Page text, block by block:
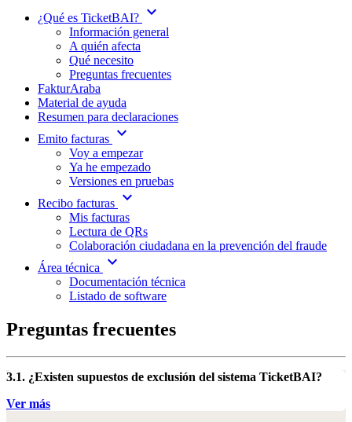
¿Qué es TicketBAI? expand_more
Información general
A quién afecta
Qué necesito
Preguntas frecuentes
FakturAraba
Material de ayuda
Resumen para declaraciones
Emito facturas expand_more
Voy a empezar
Ya he empezado
Versiones en pruebas
Recibo facturas expand_more
Mis facturas
Lectura de QRs
Colaboración ciudadana en la prevención del fraude
Área técnica
expand_more
Documentación técnica
Listado de software
Preguntas frecuentes
3.1. ¿Existen supuestos de exclusión del sistema TicketBAI?
Ver más